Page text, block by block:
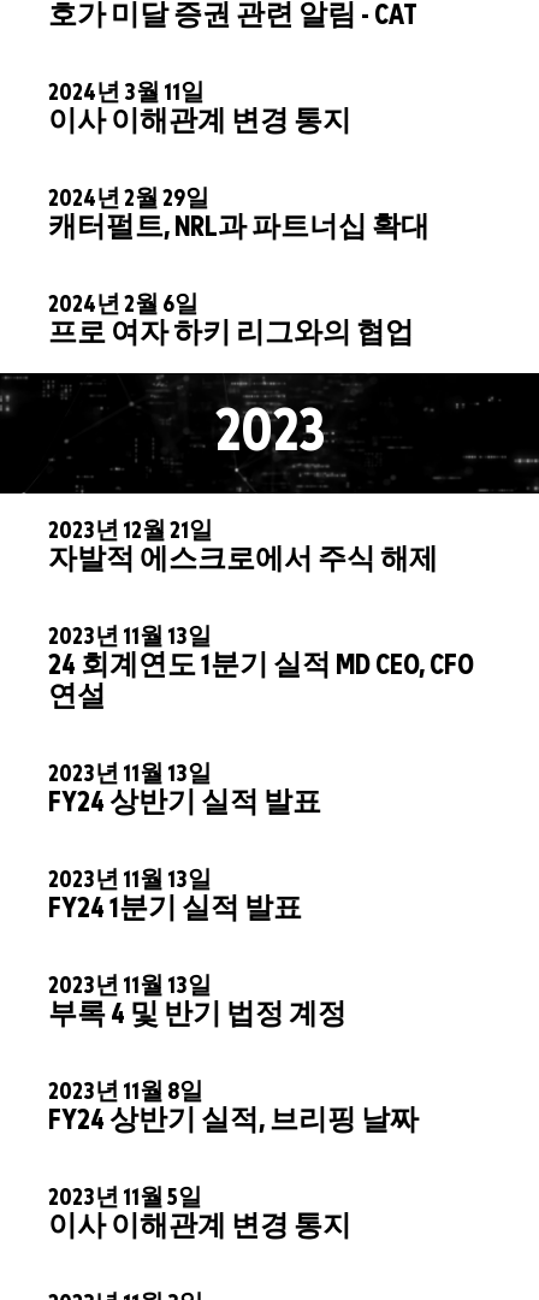
호가 미달 증권 관련 알림 - CAT
2024년 3월 11일
이사 이해관계 변경 통지
2024년 2월 29일
캐터펄트, NRL과 파트너십 확대
2024년 2월 6일
프로 여자 하키 리그와의 협업
2023
2023년 12월 21일
자발적 에스크로에서 주식 해제
2023년 11월 13일
24 회계연도 1분기 실적 MD CEO, CFO
연설
2023년 11월 13일
FY24 상반기 실적 발표
2023년 11월 13일
FY24 1분기 실적 발표
2023년 11월 13일
부록 4 및 반기 법정 계정
2023년 11월 8일
FY24 상반기 실적, 브리핑 날짜
2023년 11월 5일
이사 이해관계 변경 통지